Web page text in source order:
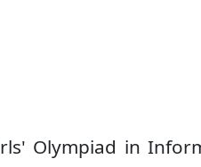
Olympiad in